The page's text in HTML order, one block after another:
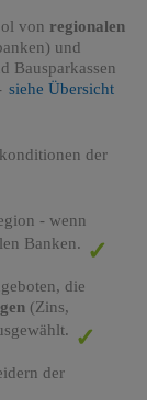
von regionalen
und
Bausparkassen
siehe Übersicht
der
- wenn
Banken.
die
(Zins,
der